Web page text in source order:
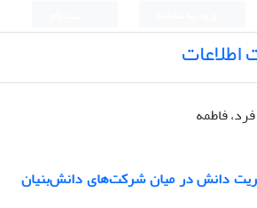
اطلاعات
فاطمه
دانش در میان شرکت‌های دانش‌بنیان